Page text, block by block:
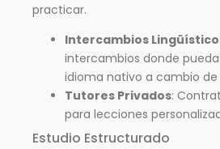
practicar.
Intercambios
intercambios donde
idioma nativo a cambio
Tutores Privados:
para lecciones
Estudio Estructurado